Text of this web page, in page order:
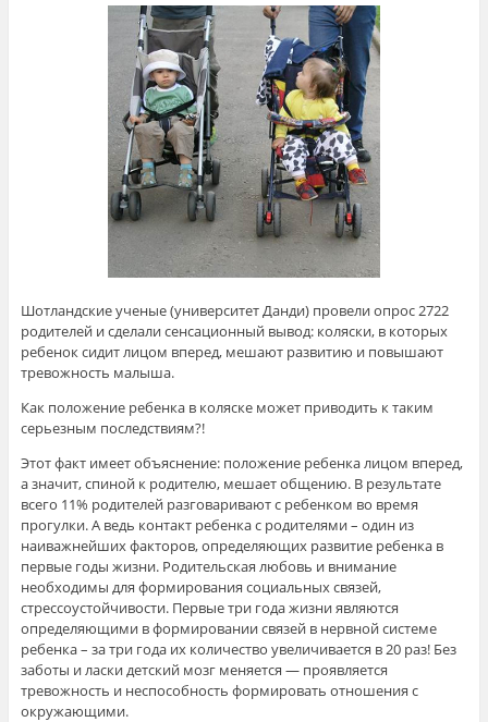
Шотландские ученые (университет Данди) провели опрос 2722
родителей и сделали сенсационный вывод: коляски, в которых
ребенок сидит лицом вперед, мешают развитию и повышают
тревожность малыша.
Как положение ребенка в коляске может приводить к таким
серьезным последствиям?!
Этот факт имеет объяснение: положение ребенка лицом вперед,
а значит, спиной к родителю, мешает общению. В результате
всего 11% родителей разговаривают с ребенком во время
прогулки. А ведь контакт ребенка с родителями – один из
наиважнейших факторов, определяющих развитие ребенка в
первые годы жизни. Родительская любовь и внимание
необходимы для формирования социальных связей,
стрессоустойчивости. Первые три года жизни являются
определяющими в формировании связей в нервной системе
ребенка – за три года их количество увеличивается в 20 раз! Без
заботы и ласки детский мозг меняется — проявляется
тревожность и неспособность формировать отношения с
окружающими.